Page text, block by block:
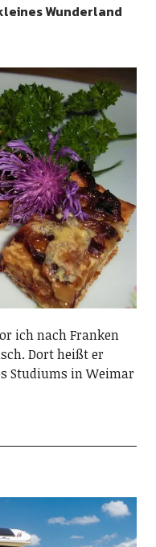
Wunderland
ich nach Franken
Dort heißt er
Studiums in Weimar